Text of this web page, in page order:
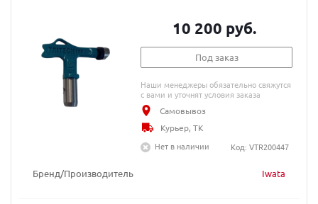
Бренд/Производитель Iwata
10 200 руб.
Под заказ
Наши менеджеры обязательно свяжутся
с вами и уточнят условия заказа
Самовывоз
Курьер, ТК
Нет в наличии
Код: VTR200447